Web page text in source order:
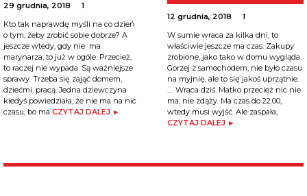
29 grudnia, 2018
1
Kto tak naprawdę myśli na co dzień
o tym, żeby zrobić sobie dobrze? A
jeszcze wtedy, gdy nie ma
marynarza, to już w ogóle. Przecież,
to raczej nie wypada. Są ważniejsze
sprawy. Trzeba się zająć domem,
dziećmi, pracą. Jedna dziewczyna
kiedyś powiedziała, że nie ma na nic
czasu, bo ma CZYTAJ DALEJ ►
12 grudnia, 2018
1
W sumie wraca za kilka dni, to
właściwie jeszcze ma czas. Zakupy
zrobione, jako tako w domu wygląda.
Gorzej z samochodem, nie było czasu
na myjnię, ale to się jakoś uprzątnie.
…. Wraca dziś. Matko przecież nic nie
ma, nie zdąży. Ma czas do 22.00,
wtedy musi wyjść. Ale zaspała,
CZYTAJ DALEJ ►